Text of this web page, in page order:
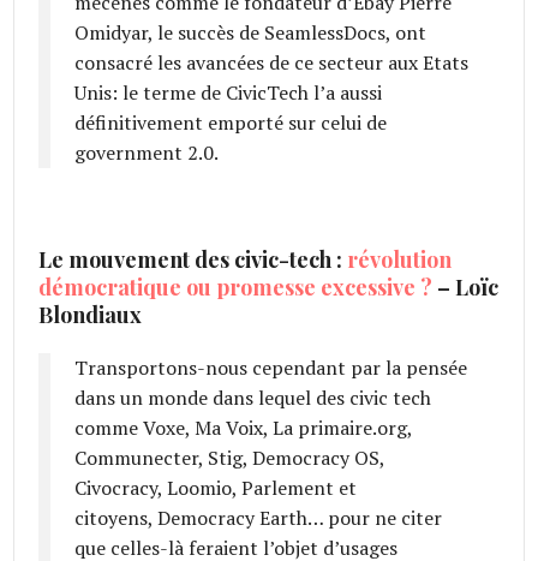
Omidyar, le succès de SeamlessDocs, ont
consacré les avancées de ce secteur aux Etats
Unis: le terme de CivicTech l’a aussi
définitivement emporté sur celui de
government 2.0.
Le mouvement des civic-tech : révolution
démocratique ou promesse excessive ? – Loïc
Blondiaux
Transportons-nous cependant par la pensée
dans un monde dans lequel des civic tech
comme Voxe, Ma Voix, La primaire.org,
Communecter, Stig, Democracy OS,
Civocracy, Loomio, Parlement et
citoyens, Democracy Earth… pour ne citer
que celles-là feraient l’objet d’usages